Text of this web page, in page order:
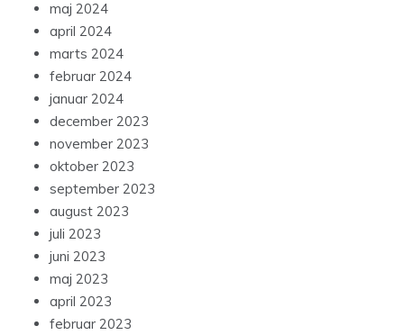
maj 2024
april 2024
marts 2024
februar 2024
januar 2024
december 2023
november 2023
oktober 2023
september 2023
august 2023
juli 2023
juni 2023
maj 2023
april 2023
februar 2023